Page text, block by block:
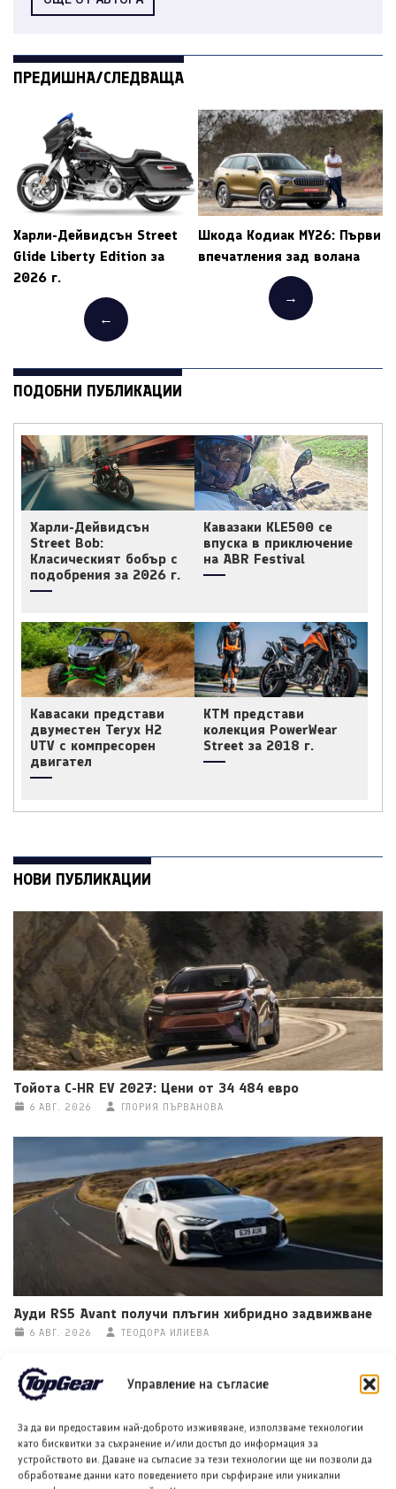
Управление на съгласие
За да ви предоставим най-доброто изживяване, използваме технологии
като бисквитки за съхранение и/или достъп до информация за
устройството ви. Даване на съгласие за тези технологии ще ни позволи да
обработваме данни като поведението при сърфиране или уникални
ПРЕДИШНА/СЛЕДВАЩА
Харли-Дейвидсън Street
Glide Liberty Edition за
2026 г.
←
Шкода Кодиак MY26: Първи
впечатления зад волана
→
ПОДОБНИ ПУБЛИКАЦИИ
Харли-Дейвидсън
Street Bob:
Класическият бобър с
подобрения за 2026 г.
Кавазаки KLE500 се
впуска в приключение
на ABR Festival
Кавасаки представи
двуместен Teryx H2
UTV с компресорен
двигател
КТМ представи
колекция PowerWear
Street за 2018 г.
НОВИ ПУБЛИКАЦИИ
Тойота C-HR EV 2027: Цени от 34 484 евро
6 АВГ. 2026 ГЛОРИЯ ПЪРВАНОВА
Ауди RS5 Avant получи плъгин хибридно задвижване
6 АВГ. 2026 ТЕОДОРА ИЛИЕВА